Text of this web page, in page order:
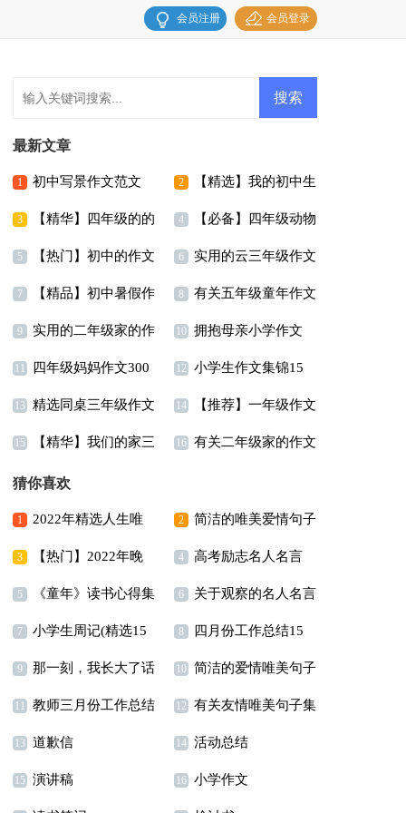
会员登录
会员注册
最新文章
1 初中写景作文范文 2 【精选】我的初中生
活作文汇总六篇
3 【精华】四年级的的
暑假作文四篇
4 【必备】四年级动物
作文汇总五篇
5 【热门】初中的作文
300字合集十篇
6 实用的云三年级作文
300字合集五篇
7 【精品】初中暑假作
文汇总9篇
8 有关五年级童年作文
合集8篇
9 实用的二年级家的作
文合集6篇
10 拥抱母亲小学作文
11 四年级妈妈作文300
字汇编5篇
12 小学生作文集锦15
篇
13 精选同桌三年级作文
300字汇总5篇
14 【推荐】一年级作文
汇总七篇
15 【精华】我们的家三
年级作文汇编5篇
16 有关二年级家的作文
猜你喜欢
1 2022年精选人生唯
美的句子锦集89条
2 简洁的唯美爱情句子
合集78条
3 【热门】2022年晚
安朋友圈问候语集合41
句
4 高考励志名人名言
5 《童年》读书心得集
合15篇
6 关于观察的名人名言
6篇
7 小学生周记(精选15
篇)
8 四月份工作总结15
篇
9 那一刻，我长大了话
题作文11篇
10 简洁的爱情唯美句子
合集46条
11 教师三月份工作总结
14篇
12 有关友情唯美句子集
锦36句
13 道歉信 14 活动总结
15 演讲稿 16 小学作文